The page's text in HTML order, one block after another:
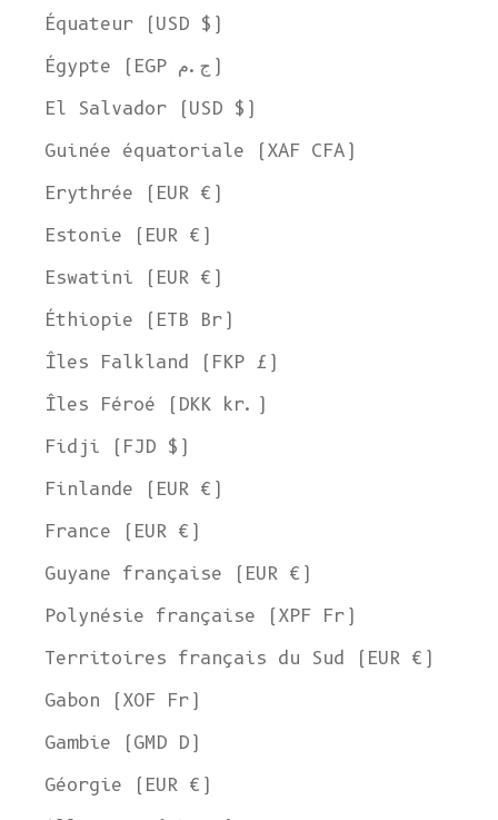
Équateur (USD $)
Égypte (EGP ج.م)
El Salvador (USD $)
Guinée équatoriale (XAF CFA)
Erythrée (EUR €)
Estonie (EUR €)
Eswatini (EUR €)
Éthiopie (ETB Br)
Îles Falkland (FKP £)
Îles Féroé (DKK kr.)
Fidji (FJD $)
Finlande (EUR €)
France (EUR €)
Guyane française (EUR €)
Polynésie française (XPF Fr)
Territoires français du Sud (EUR €)
Gabon (XOF Fr)
Gambie (GMD D)
Géorgie (EUR €)